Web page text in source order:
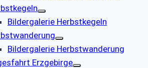
Bildergalerie Herbstkegeln
Bildergalerie Herbstwanderung
Erzgebirge